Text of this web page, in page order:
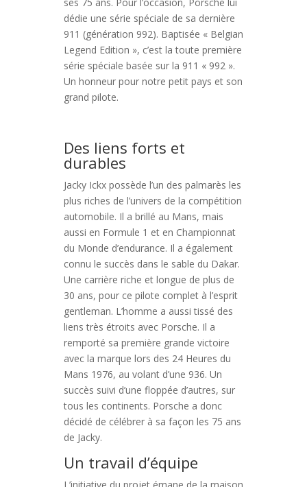
dédie une série spéciale de sa dernière
911 (génération 992). Baptisée « Belgian
Legend Edition », c’est la toute première
série spéciale basée sur la 911 « 992 ».
Un honneur pour notre petit pays et son
grand pilote.
Des liens forts et
durables
Jacky Ickx possède l’un des palmarès les
plus riches de l’univers de la compétition
automobile. Il a brillé au Mans, mais
aussi en Formule 1 et en Championnat
du Monde d’endurance. Il a également
connu le succès dans le sable du Dakar.
Une carrière riche et longue de plus de
30 ans, pour ce pilote complet à l’esprit
gentleman. L’homme a aussi tissé des
liens très étroits avec Porsche. Il a
remporté sa première grande victoire
avec la marque lors des 24 Heures du
Mans 1976, au volant d’une 936. Un
succès suivi d’une floppée d’autres, sur
tous les continents. Porsche a donc
décidé de célébrer à sa façon les 75 ans
de Jacky.
Un travail d’équipe